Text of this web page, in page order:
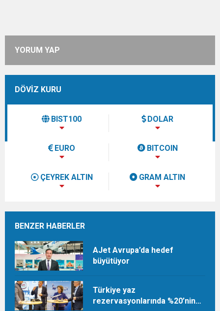
YORUM YAP
DÖVİZ KURU
BIST100 DOLAR
EURO BITCOIN
ÇEYREK ALTIN GRAM ALTIN
BENZER HABERLER
AJet Avrupa’da hedef
büyütüyor
Türkiye yaz
rezervasyonlarında %20’nin